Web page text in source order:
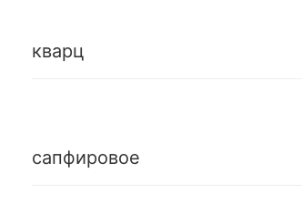
кварц
сапфировое